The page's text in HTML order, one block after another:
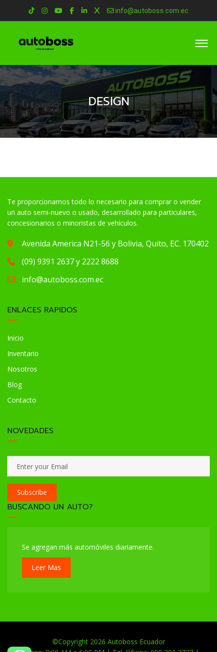
info@autoboss.com.ec
DESIGN
Te proporcionamos todo lo necesario para comprar o vender
un auto semi-nuevo o usado, desarrollado para particulares,
concesionarios o minoristas de vehículos.
Avenida America N21-56 y Bolivia, Quito, EC. 170402
(09) 9391 2637 y 2222 8688
info@autoboss.com.ec
ENLACES RAPIDOS
Inicio
Inventario
Nosotros
Blog
Contacto
NOVEDADES
Subscribe
BUSCANDO UN AUTO?
Se agregan más automóviles diariamente.
Leer Mas
©Copyright 2026 Autoboss Ecuador